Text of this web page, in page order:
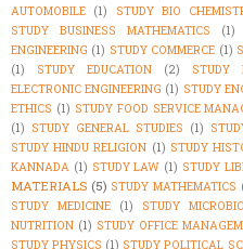
AUTOMOBILE (1) STUDY BIO
STUDY BUSINESS MATHEMATICS (1)
ENGINEERING (1) STUDY COMMERCE (1)
(1)
STUDY EDUCATION (2) STUDY
ELECTRONIC ENGINEERING (1) STUDY
ETHICS (1) STUDY FOOD SERVICE
(1) STUDY GENERAL STUDIES (1)
STUDY HINDU RELIGION (1) STUDY
KANNADA (1) STUDY LAW (1) STUDY
MATERIALS (5) STUDY MATHEMATICS
STUDY MEDICINE
(1) STUDY
NUTRITION (1) STUDY OFFICE
STUDY PHYSICS (1) STUDY POLITICAL